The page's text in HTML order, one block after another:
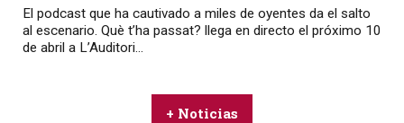
El podcast que ha cautivado a miles de oyentes da el salto
al escenario. Què t’ha passat? llega en directo el próximo 10
de abril a L’Auditori...
+ Noticias